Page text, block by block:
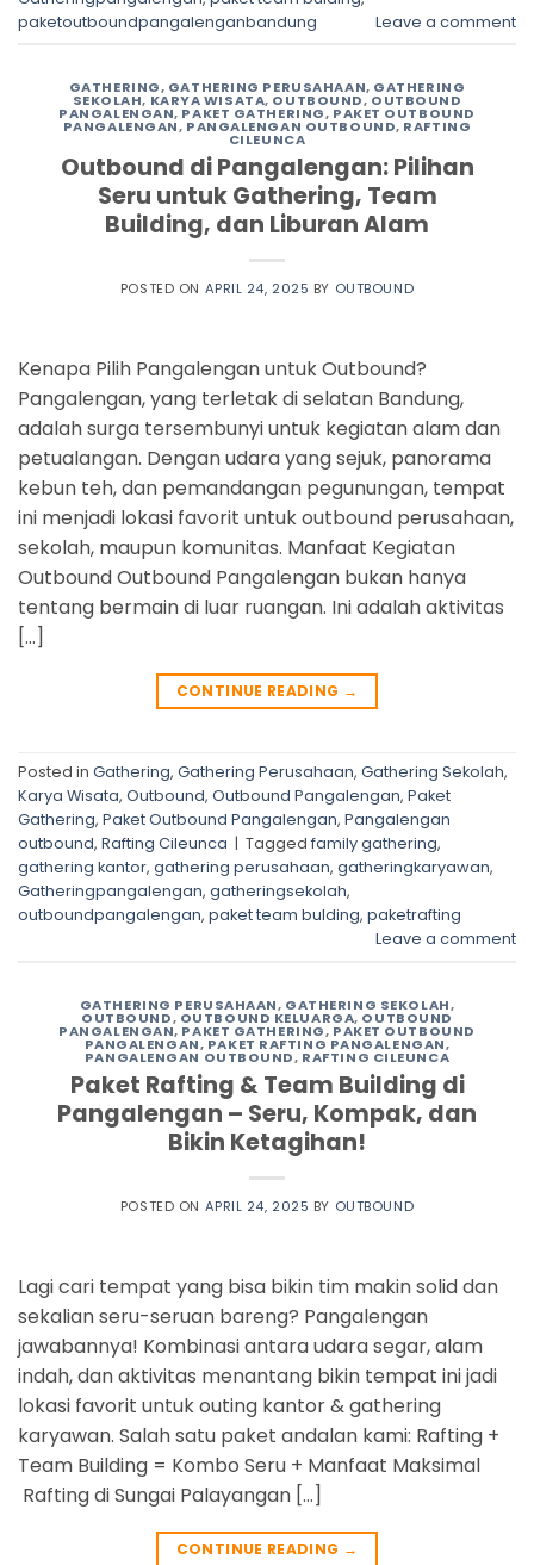
paketoutboundpangalenganbandung
Leave a comment
GATHERING, GATHERING PERUSAHAAN, GATHERING
SEKOLAH, KARYA WISATA, OUTBOUND, OUTBOUND
PANGALENGAN, PAKET GATHERING, PAKET OUTBOUND
PANGALENGAN, PANGALENGAN OUTBOUND, RAFTING
CILEUNCA
Outbound di Pangalengan: Pilihan
Seru untuk Gathering, Team
Building, dan Liburan Alam
POSTED ON APRIL 24, 2025 BY OUTBOUND
Kenapa Pilih Pangalengan untuk Outbound?
Pangalengan, yang terletak di selatan Bandung,
adalah surga tersembunyi untuk kegiatan alam dan
petualangan. Dengan udara yang sejuk, panorama
kebun teh, dan pemandangan pegunungan, tempat
ini menjadi lokasi favorit untuk outbound perusahaan,
sekolah, maupun komunitas. Manfaat Kegiatan
Outbound Outbound Pangalengan bukan hanya
tentang bermain di luar ruangan. Ini adalah aktivitas
[…]
CONTINUE READING →
Posted in Gathering, Gathering Perusahaan, Gathering Sekolah,
Karya Wisata, Outbound, Outbound Pangalengan, Paket
Gathering, Paket Outbound Pangalengan, Pangalengan
outbound, Rafting Cileunca | Tagged family gathering,
gathering kantor, gathering perusahaan, gatheringkaryawan,
Gatheringpangalengan, gatheringsekolah,
outboundpangalengan, paket team bulding, paketrafting
Leave a comment
GATHERING PERUSAHAAN, GATHERING SEKOLAH,
OUTBOUND, OUTBOUND KELUARGA, OUTBOUND
PANGALENGAN, PAKET GATHERING, PAKET OUTBOUND
PANGALENGAN, PAKET RAFTING PANGALENGAN,
PANGALENGAN OUTBOUND, RAFTING CILEUNCA
Paket Rafting & Team Building di
Pangalengan – Seru, Kompak, dan
Bikin Ketagihan!
POSTED ON APRIL 24, 2025 BY OUTBOUND
Lagi cari tempat yang bisa bikin tim makin solid dan
sekalian seru-seruan bareng? Pangalengan
jawabannya! Kombinasi antara udara segar, alam
indah, dan aktivitas menantang bikin tempat ini jadi
lokasi favorit untuk outing kantor & gathering
karyawan. Salah satu paket andalan kami: Rafting +
Team Building = Kombo Seru + Manfaat Maksimal
Rafting di Sungai Palayangan […]
CONTINUE READING →